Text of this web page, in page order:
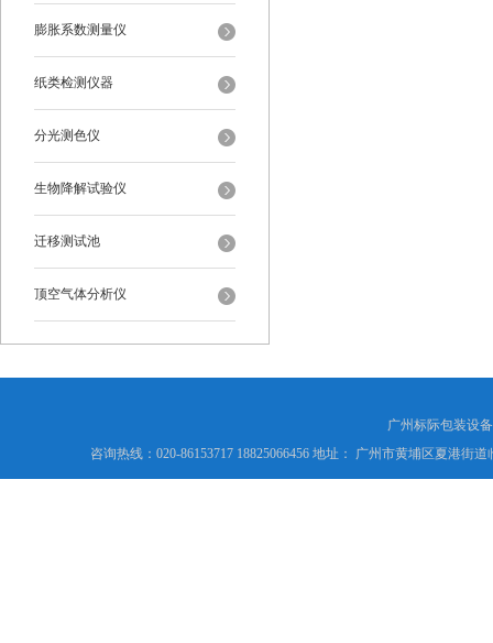
膨胀系数测量仪
纸类检测仪器
分光测色仪
生物降解试验仪
迁移测试池
顶空气体分析仪
广州标际包装设
咨询热线：020-86153717 18825066456 地址： 广州市黄埔区夏港街